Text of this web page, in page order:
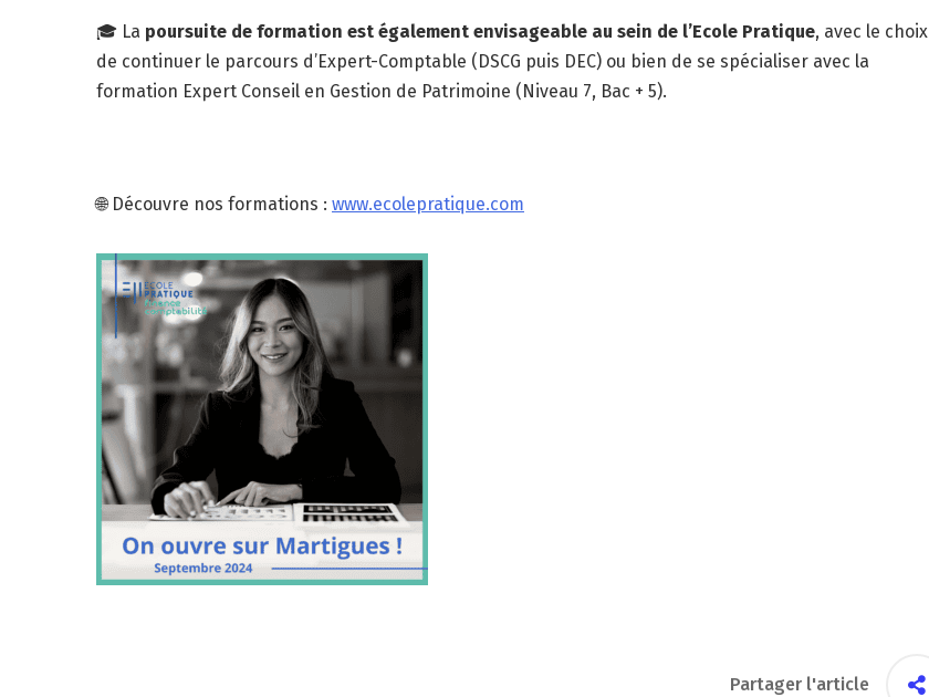
🎓 La poursuite de formation est également envisageable au sein de l’Ecole Pratique, avec le choix
de continuer le parcours d’Expert-Comptable (DSCG puis DEC) ou bien de se spécialiser avec la
formation Expert Conseil en Gestion de Patrimoine (Niveau 7, Bac + 5).
🌐 Découvre nos formations : www.ecolepratique.com
Partager l'article